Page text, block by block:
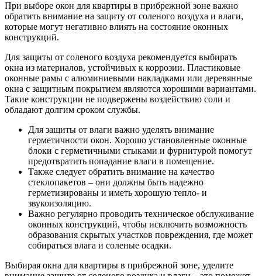
При выборе окон для квартиры в прибрежной зоне важно
обратить внимание на защиту от соленого воздуха и влаги,
которые могут негативно влиять на состояние оконных
конструкций.
Для защиты от соленого воздуха рекомендуется выбирать
окна из материалов, устойчивых к коррозии. Пластиковые
оконные рамы с алюминиевыми накладками или деревянные
окна с защитным покрытием являются хорошими вариантами.
Такие конструкции не подвержены воздействию соли и
обладают долгим сроком службы.
Для защиты от влаги важно уделять внимание
герметичности окон. Хорошо установленные оконные
блоки с герметичными стыками и фурнитурой помогут
предотвратить попадание влаги в помещение.
Также следует обратить внимание на качество
стеклопакетов – они должны быть надежно
герметизированы и иметь хорошую тепло- и
звукоизоляцию.
Важно регулярно проводить техническое обслуживание
оконных конструкций, чтобы исключить возможность
образования скрытых участков повреждения, где может
собираться влага и соленые осадки.
Выбирая окна для квартиры в прибрежной зоне, уделите